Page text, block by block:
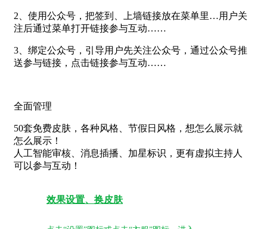
2、使用公众号，把签到、上墙链接放在菜单里…用户关
注后通过菜单打开链接参与互动……
3、绑定公众号，引导用户先关注公众号，通过公众号推
送参与链接，点击链接参与互动……
全面管理
50套免费皮肤，各种风格、节假日风格，想怎么展示就
怎么展示！
人工智能审核、消息插播、加星标识，更有虚拟主持人
可以参与互动！
效果设置、换皮肤